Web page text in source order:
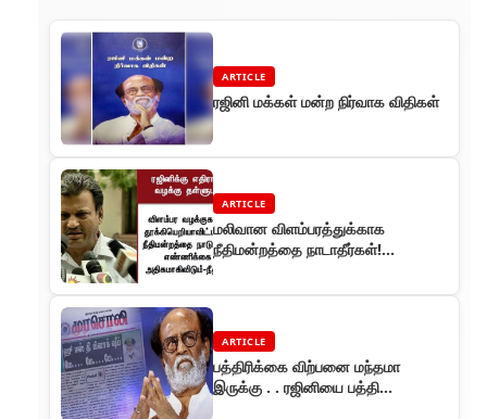
ARTICLE
ரஜினி மக்கள் மன்ற நிர்வாக விதிகள்
ARTICLE
மலிவான விளம்பரத்துக்காக
நீதிமன்றத்தை நாடாதீர்கள்!
தள்ளுபடி
ARTICLE
பத்திரிக்கை விற்பனை மந்தமா
இருக்கு . . ரஜினியை பத்தி